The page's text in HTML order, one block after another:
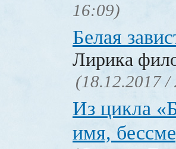
16:09)
Белая
Лирика
(18.12.2017 /
Из цикла
имя,